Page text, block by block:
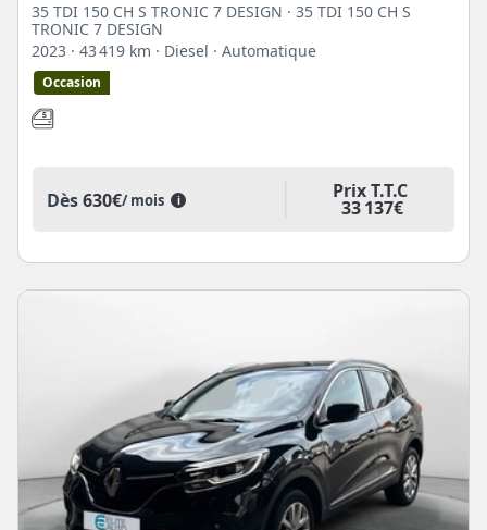
35 TDI 150 CH S TRONIC 7 DESIGN · 35 TDI 150 CH S
TRONIC 7 DESIGN
2023 · 43 419 km · Diesel · Automatique
Occasion
Dès630€/ mois i Prix T.T.C
33 137€